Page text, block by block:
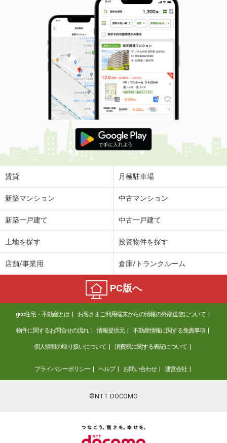
賃貸 月極駐車場
新築マンション 中古マンション
新築一戸建て 中古一戸建て
土地を探す 投資物件を探す
店舗/事業用 倉庫/トランクルーム
PC版へ
goo住宅・不動産とは お客さまご利用端末からの情報の外部送信について
物件に関するお問合せの流れ 情報提供元 不動産情報に関する免責事項
個人情報の取り扱いについて 消費税に関する表記について
プライバシーポリシー ヘルプ お問い合わせ 運営会社
©NTT DOCOMO